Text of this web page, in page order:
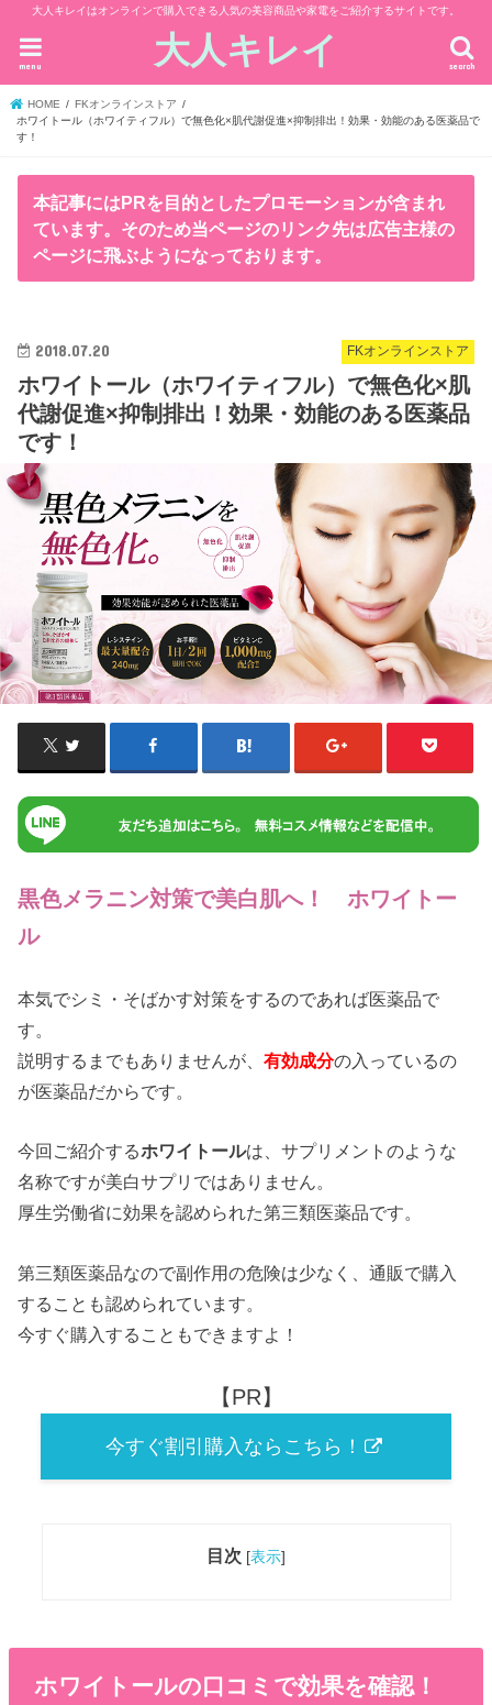
大人キレイはオンラインで購入できる人気の美容商品や家電をご紹介するサイトです。
大人キレイ search
menu
HOME
FKオンラインストア
ホワイトール（ホワイティフル）で無色化×肌代謝促進×抑制排出！効果・効能のある医薬品で
す！
本記事にはPRを目的としたプロモーションが含まれ
ています。そのため当ページのリンク先は広告主様の
ページに飛ぶようになっております。
FKオンラインストア
2018.07.20
ホワイトール（ホワイティフル）で無色化×肌
代謝促進×抑制排出！効果・効能のある医薬品
です！
黒色メラニン対策で美白肌へ！ ホワイトー
ル
本気でシミ・そばかす対策をするのであれば医薬品で
す。
説明するまでもありませんが、有効成分の入っているの
が医薬品だからです。
今回ご紹介するホワイトールは、サプリメントのような
名称ですが美白サプリではありません。
厚生労働省に効果を認められた第三類医薬品です。
第三類医薬品なので副作用の危険は少なく、通販で購入
することも認められています。
今すぐ購入することもできますよ！
【PR】
今すぐ割引購入ならこちら！
目次 [表示]
ホワイトールの口コミで効果を確認！